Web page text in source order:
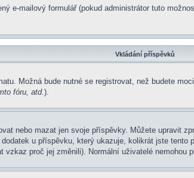
e-mailový formulář (pokud administrátor tuto
Vkládání příspěvků
Možná bude nutné se registrovat, než budete
fóru, atd.).
nebo mazat jen svoje příspěvky. Můžete upravit
u příspěvku, který ukazuje, kolikrát jste
proč jej změnili). Normální uživatelé nemohou